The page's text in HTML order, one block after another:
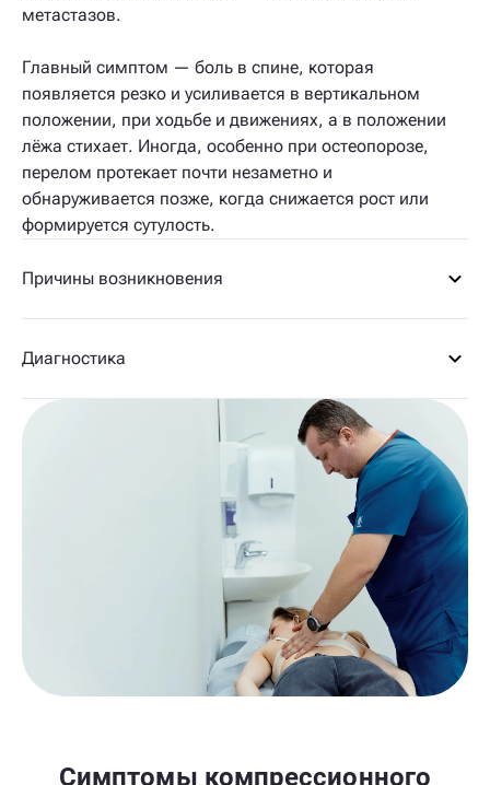
метастазов.
Главный симптом — боль в спине, которая
появляется резко и усиливается в вертикальном
положении, при ходьбе и движениях, а в положении
лёжа стихает. Иногда, особенно при остеопорозе,
перелом протекает почти незаметно и
обнаруживается позже, когда снижается рост или
формируется сутулость.
Причины возникновения
Диагностика
Симптомы компрессионного